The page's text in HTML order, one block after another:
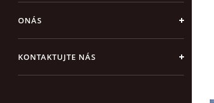
ONÁS
KONTAKTUJTE NÁS